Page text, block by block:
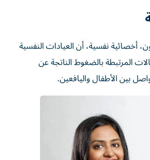
أخصائية نفسية، أن العيادات النفسية
المرتبطة بالضغوط الناتجة عن
بين الأطفال واليافعين.